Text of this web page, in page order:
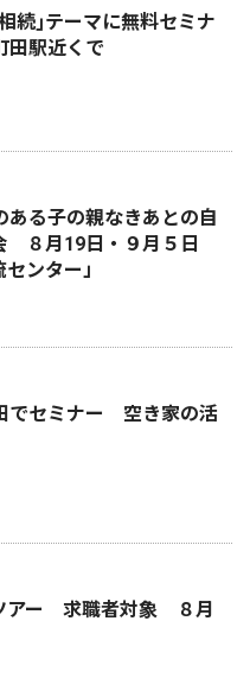
続｣テーマに無料セミナ
駅近くで
る子の親なきあとの自
８月19日・９月５日
ンター」
でセミナー 空き家の活
アー 求職者対象 ８月